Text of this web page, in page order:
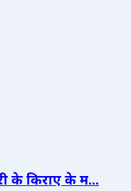
के किराए के म...